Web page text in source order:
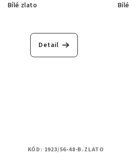
Bílé zlato
Detail
KÓD: 1923/56-48-B.ZLATO